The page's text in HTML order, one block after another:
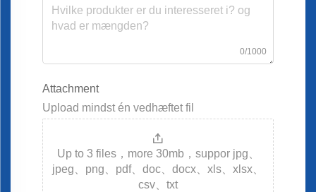
0/1000
Attachment
Upload mindst én vedhæftet fil
Up to 3 files，more 30mb，suppor jpg、
jpeg、png、pdf、doc、docx、xls、xlsx、
csv、txt